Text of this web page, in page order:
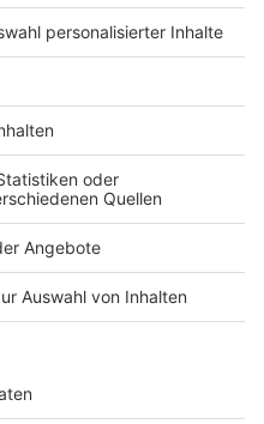
Kontakt
Studio-Hotline
Verkehrs-Hotline
Newsletter